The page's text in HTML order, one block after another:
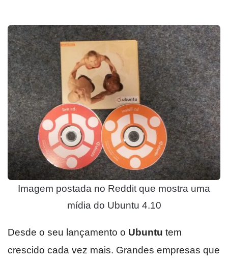
Imagem postada no Reddit que mostra uma
mídia do Ubuntu 4.10
Desde o seu lançamento o Ubuntu tem
crescido cada vez mais. Grandes empresas que